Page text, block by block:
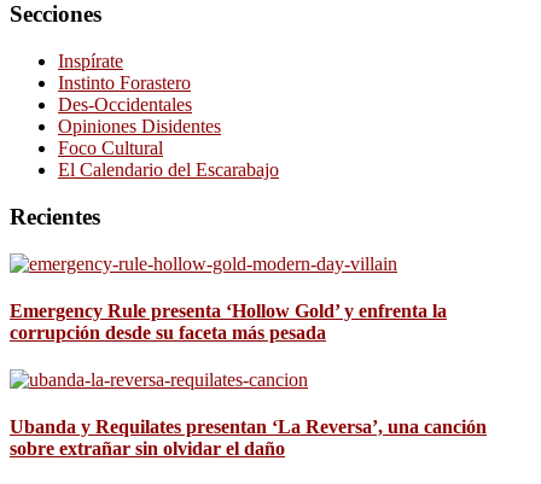
Secciones
Inspírate
Instinto Forastero
Des-Occidentales
Opiniones Disidentes
Foco Cultural
El Calendario del Escarabajo
Recientes
Emergency Rule presenta ‘Hollow Gold’ y enfrenta la
corrupción desde su faceta más pesada
Ubanda y Requilates presentan ‘La Reversa’, una canción
sobre extrañar sin olvidar el daño